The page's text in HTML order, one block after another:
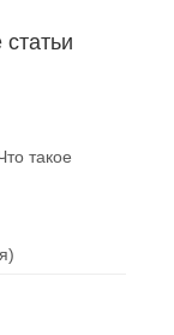
такое